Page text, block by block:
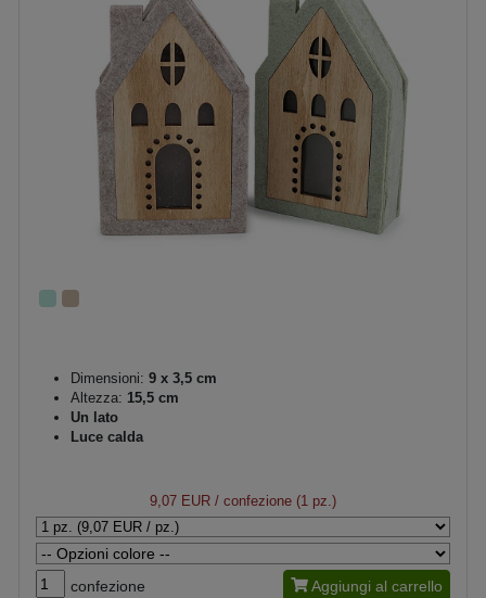
Dimensioni: 9 x 3,5 cm
Altezza: 15,5 cm
Un lato
Luce calda
9,07 EUR / confezione (1 pz.)
confezione Aggiungi al carrello